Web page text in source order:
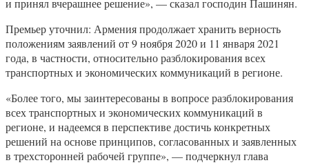
и принял вчерашнее решение», — сказал господин Пашинян.
Премьер уточнил: Армения продолжает хранить верность
положениям заявлений от 9 ноября 2020 и 11 января 2021
года, в частности, относительно разблокирования всех
транспортных и экономических коммуникаций в регионе.
«Более того, мы заинтересованы в вопросе разблокирования
всех транспортных и экономических коммуникаций в
регионе, и надеемся в перспективе достичь конкретных
решений на основе принципов, согласованных и заявленных
в трехсторонней рабочей группе», — подчеркнул глава